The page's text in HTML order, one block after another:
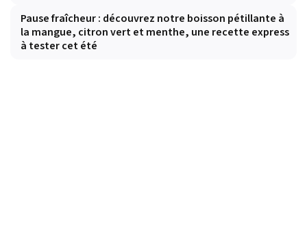
Pause fraîcheur : découvrez notre boisson pétillante à
la mangue, citron vert et menthe, une recette express
à tester cet été